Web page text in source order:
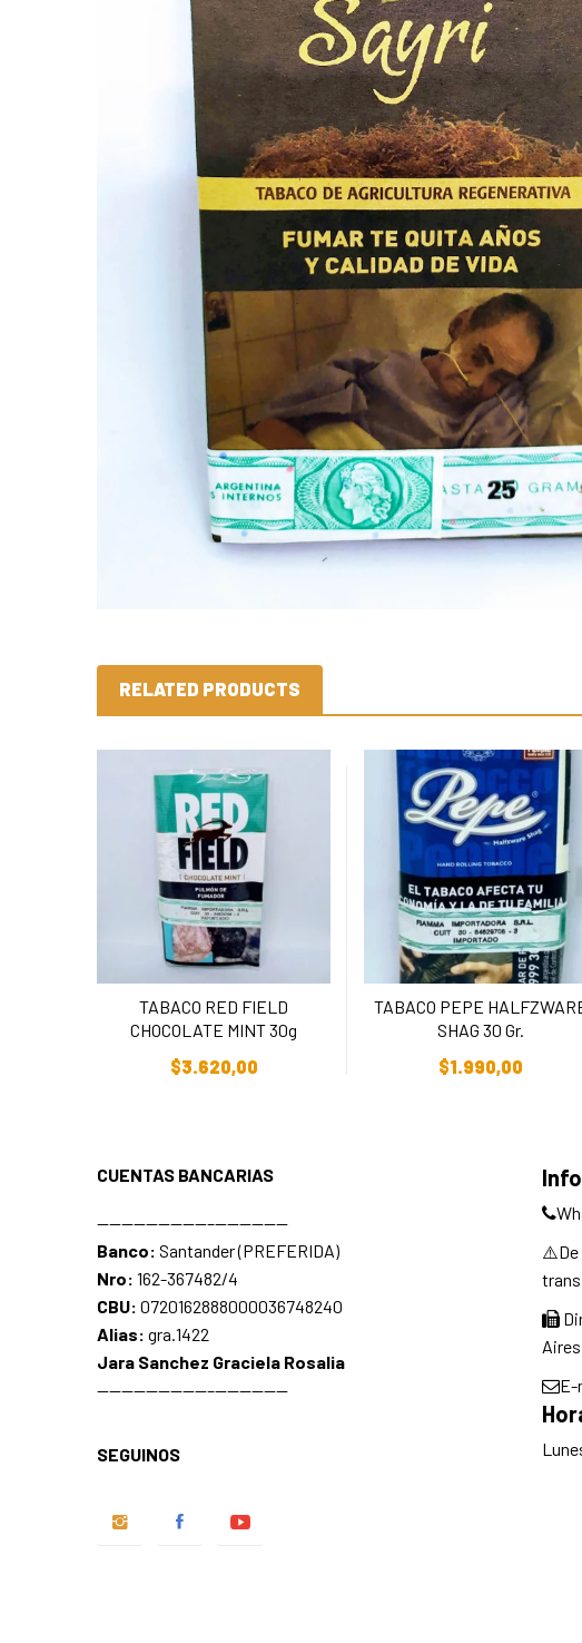
RELATED PRODUCTS
TABACO RED FIELD
CHOCOLATE MINT 30g
$3.620,00
TABACO PEPE
SHAG 30 Gr.
$1.990,00
CUENTAS BANCARIAS
—————————–——————
Banco: Santander (PREFERIDA)
Nro: 162-367482/4
CBU: 0720162888000036748240
Alias: gra.1422
Jara Sanchez Graciela Rosalia
—————————–——————
SEGUINOS
⚠️De
E-